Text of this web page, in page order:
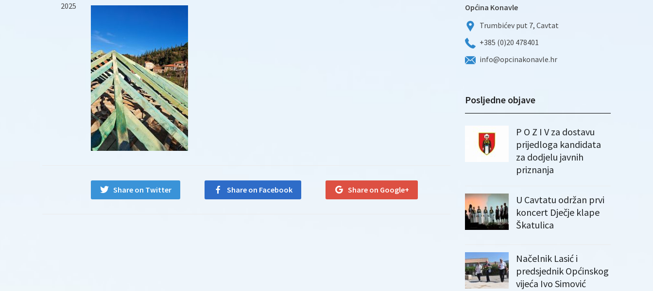
2025
Share on Twitter Share on Facebook Share on Google+
Općina Konavle
Trumbićev put 7, Cavtat
+385 (0)20 478401
info@opcinakonavle.hr
Posljedne objave
P O Z I V za dostavu
prijedloga kandidata
za dodjelu javnih
priznanja
U Cavtatu održan prvi
koncert Dječje klape
Škatulica
Načelnik Lasić i
predsjednik Općinskog
vijeća Ivo Simović